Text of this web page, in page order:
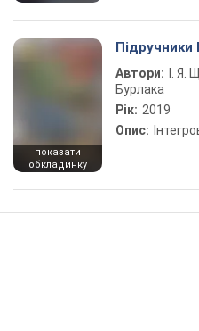
показати
обкладинку
Підручники
Автори:
І.
Бурлака
Рік: 2019
Опис: